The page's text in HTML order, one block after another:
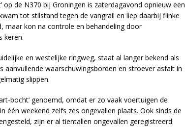
op de N370 bij Groningen is zaterdagavond opnieuw een
tot stilstand tegen de vangrail en liep daarbij flinke
maar kon na controle en behandeling door
keren.
en westelijke ringweg, staat al langer bekend als
aanvullende waarschuwingsborden en stroever asfalt in
slippen.
bocht’ genoemd, omdat er zo vaak voertuigen de
één weekend zelfs zes ongevallen plaats. Ook sinds de
zijn er al tientallen ongevallen geregistreerd.